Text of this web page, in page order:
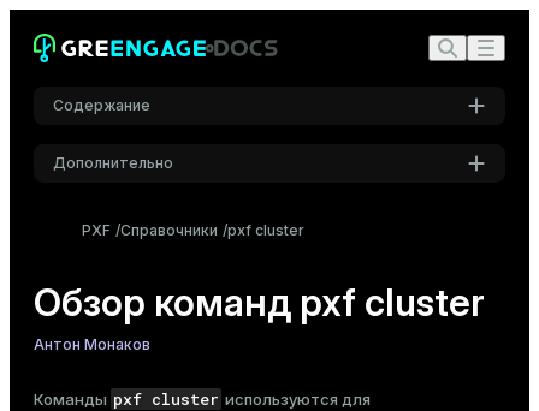
Содержание
Дополнительно
PXF Справочники pxf cluster
Обзор команд pxf cluster
Антон Монаков
Команды pxf cluster используются для